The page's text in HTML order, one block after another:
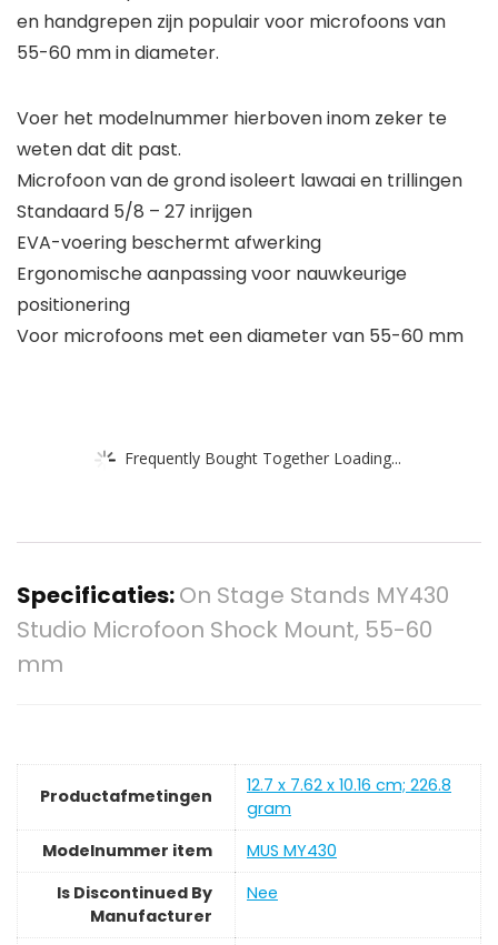
en handgrepen zijn populair voor microfoons van
55-60 mm in diameter.
Voer het modelnummer hierboven inom zeker te
weten dat dit past.
Microfoon van de grond isoleert lawaai en trillingen
Standaard 5/8 – 27 inrijgen
EVA-voering beschermt afwerking
Ergonomische aanpassing voor nauwkeurige
positionering
Voor microfoons met een diameter van 55-60 mm
Frequently Bought Together Loading...
Specificaties:On Stage Stands MY430
Studio Microfoon Shock Mount, 55-60
mm
Productafmetingen
‎12.7 x 7.62 x 10.16 cm; 226.8
gram
Modelnummer item
‎MUS MY430
Is Discontinued By
Manufacturer
‎Nee